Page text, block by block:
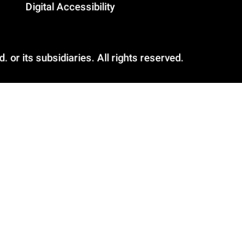
or its subsidiaries. All rights reserved.
Digital Accessibility